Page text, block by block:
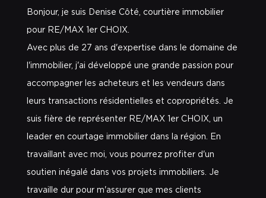
Bonjour, je suis Denise Côté, courtière immobilier
pour RE/MAX 1er CHOIX.
Avec plus de 27 ans d'expertise dans le domaine de
l'immobilier, j'ai développé une grande passion pour
accompagner les acheteurs et les vendeurs dans
leurs transactions résidentielles et copropriétés. Je
suis fière de représenter RE/MAX 1er CHOIX, un
leader en courtage immobilier dans la région. En
travaillant avec moi, vous pourrez profiter d'un
soutien inégalé dans vos projets immobiliers. Je
travaille dur pour m'assurer que mes clients